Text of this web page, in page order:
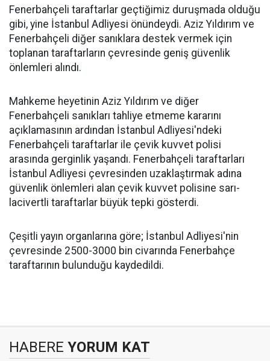
Fenerbahçeli taraftarlar geçtiğimiz duruşmada olduğu
gibi, yine İstanbul Adliyesi önündeydi. Aziz Yıldırım ve
Fenerbahçeli diğer sanıklara destek vermek için
toplanan taraftarların çevresinde geniş güvenlik
önlemleri alındı.
Mahkeme heyetinin Aziz Yıldırım ve diğer
Fenerbahçeli sanıkları tahliye etmeme kararını
açıklamasının ardından İstanbul Adliyesi'ndeki
Fenerbahçeli taraftarlar ile çevik kuvvet polisi
arasında gerginlik yaşandı. Fenerbahçeli taraftarları
İstanbul Adliyesi çevresinden uzaklaştırmak adına
güvenlik önlemleri alan çevik kuvvet polisine sarı-
lacivertli taraftarlar büyük tepki gösterdi.
Çeşitli yayın organlarına göre; İstanbul Adliyesi'nin
çevresinde 2500-3000 bin civarında Fenerbahçe
taraftarının bulunduğu kaydedildi.
HABERE YORUM KAT